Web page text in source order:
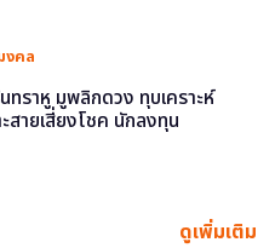
งคล
ทราหู มูพลิกดวง ทุบเคราะห์
ะสายเสี่ยงโชค นักลงทุน
ดูเพิ่มเติม